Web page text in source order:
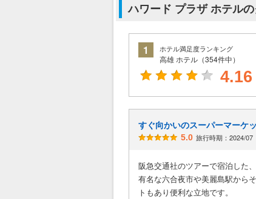
ハワード プラザ ホテル
1 ホテル満足度ランキング
高雄 ホテル（354件中）
4.16
すぐ向かいのスーパーマーケ
5.0 旅行時期：2024/07
阪急交通社のツアーで宿泊した
有名な六合夜市や美麗島駅から
トもあり便利な立地です。